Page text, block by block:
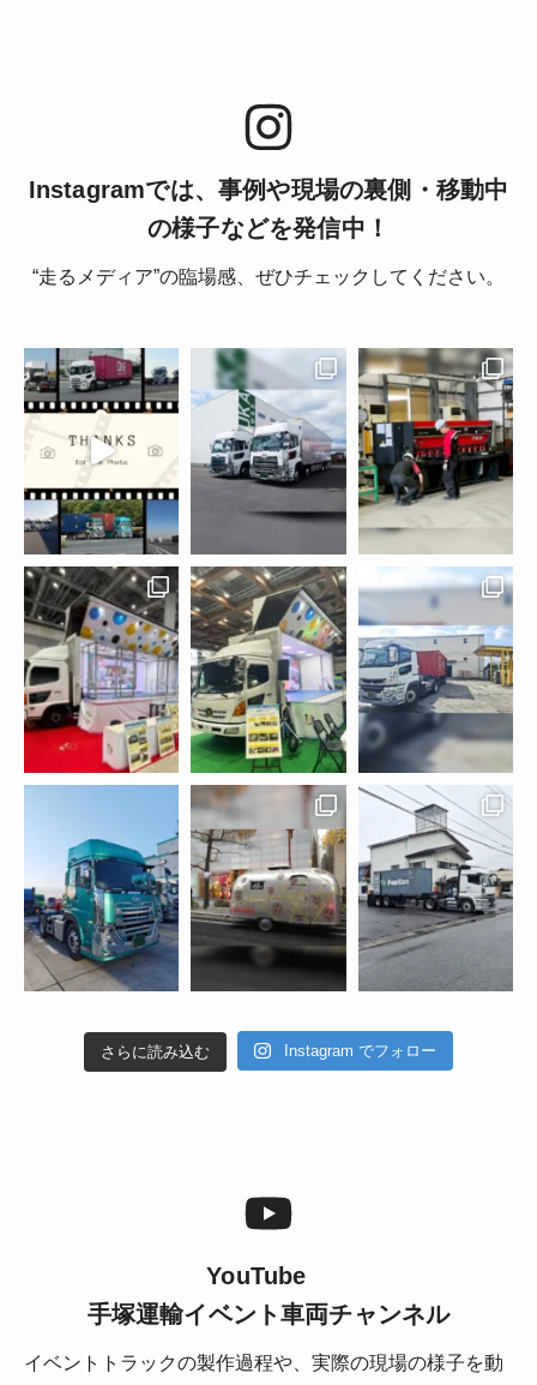
Instagramでは、事例や現場の裏側・移動中
の様子などを発信中！
“走るメディア”の臨場感、ぜひチェックしてください。
さらに読み込む Instagram でフォロー
YouTube
手塚運輸イベント車両チャンネル
イベントトラックの製作過程や、実際の現場の様子を動